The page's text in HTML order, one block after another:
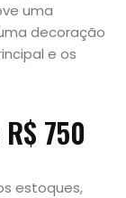
uma
decoração
e os
750
estoques,